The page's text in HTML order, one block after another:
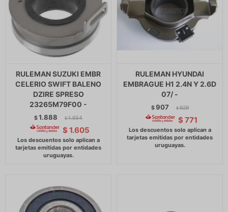
RULEMAN SUZUKI EMBR
CELERIO SWIFT BALENO
DZIRE SPRESO
23265M79F00 -
$1.888 $ 1.934
$ 1.605
RULEMAN HYUNDAI
EMBRAGUE H1 2.4N Y 2.6D
07/ -
$907 $ 929
$ 771